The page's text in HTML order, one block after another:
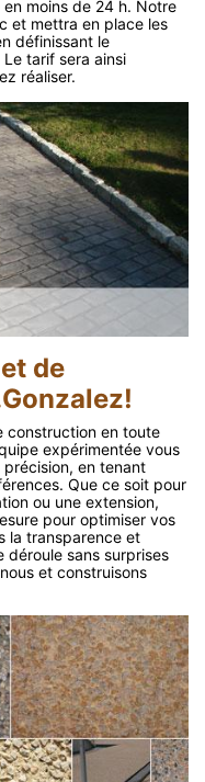
moins de 24 h. Notre
et mettra en place les
définissant le
tarif sera ainsi
réaliser.
de
construction en toute
expérimentée vous
en tenant
Que ce soit pour
ou une extension,
pour optimiser vos
la transparence et
sans surprises
et construisons